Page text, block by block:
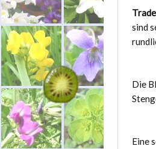
sind
Die
Eine